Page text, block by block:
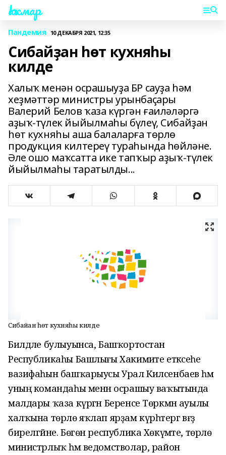
Һаҡмар
Пандемия 10 ДЕКАБРЯ 2021, 12:35
Сибайҙан һөт кухняһы
килде
Халыҡ менән осрашыуҙа БР сауҙа һәм
хеҙмәттәр министры урынбаҫары
Валерий Белов ҡаза күргән ғаиләләргә
аҙыҡ-түлек йыйылмаһы бүлеү, Сибайҙан
һөт кухняһы аша балаларға төрлө
продукция килтереү тураһында һөйләне.
Әле ошо маҡсатта ике тапҡыр аҙыҡ-түлек
йыйылмаһы таратылды...
Сибайҙан һөт кухняһы килде
Билдәле булыуынса, Башҡортостан
Республикаһы Башлығы Хакимиәте етәксеһе
вазифаһын башҡарыусы Урал Килсенбаев һәм
уның командаһы менән осрашыу ваҡытында
малдары ҡаза күргән Беренсе Төркмән ауылы
халҡына төрлө яҡлап ярҙам күрһәтергә вәғәҙә
бирелгәйне. Бөгөн республика Хөкүмәте, төрлө
министрлыҡ һәм ведомстволар, район